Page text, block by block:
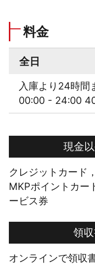
料金
全日
入庫より24時間
00:00 - 24:00
現金
クレジットカード
MKPポイントカー
ービス券
領
オンラインで領収